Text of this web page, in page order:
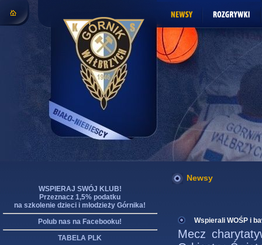
WSPIERAJ SWÓJ KLUB!
Przeznacz 1,5% podatku
na szkolenie dzieci i młodzieży Górnika!
Polub nas na Facebooku!
TABELA PLK
Newsy
Wspierali WOŚP i
Mecz